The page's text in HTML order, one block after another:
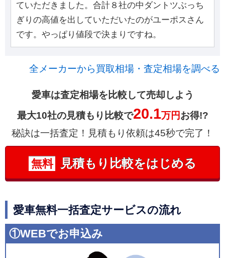
ていただきました。合計８社の中ダントツぶっち
ぎりの高値を出していただいたのがユーポスさん
です。やっぱり値段で決まりですね。
全メーカーから買取相場・査定相場を調べる
愛車は査定相場を比較して売却しよう
最大10社の見積もり比較で20.1万円お得!?
秘訣は一括査定！見積もり依頼は45秒で完了！
無料 見積もり比較をはじめる
愛車無料一括査定サービスの流れ
①WEBでお申込み